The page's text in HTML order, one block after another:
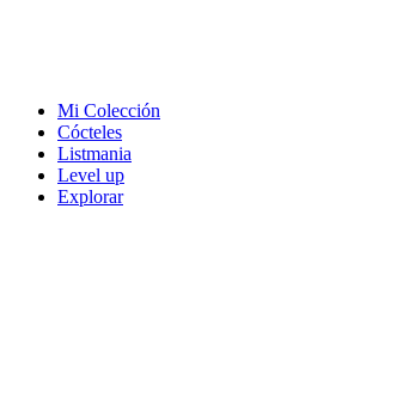
Mi Colección
Cócteles
Listmania
Level up
Explorar